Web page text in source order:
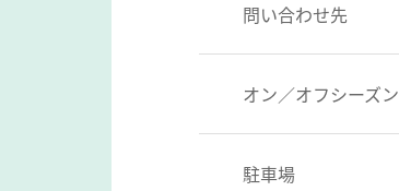
問い合わせ先
オン／オフシーズン
駐車場